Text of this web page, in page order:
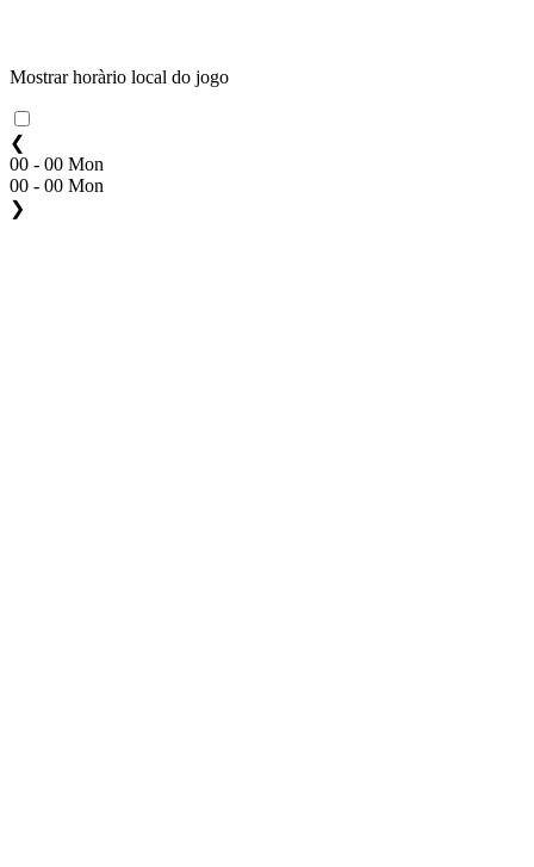
Mostrar horàrio local do jogo
❮
00 - 00 Mon
00 - 00 Mon
❯